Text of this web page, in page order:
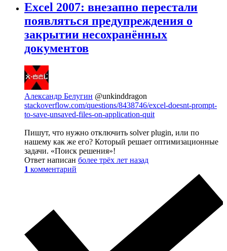
Excel 2007: внезапно перестали
появляться предупреждения о
закрытии несохранённых
документов
Александр Белугин @unkinddragon
stackoverflow.com/questions/8438746/excel-doesnt-prompt-
to-save-unsaved-files-on-application-quit
Пишут, что нужно отключить solver plugin, или по
нашему как же его? Который решает оптимизационные
задачи. «Поиск решения»!
Ответ написан более трёх лет назад
1 комментарий